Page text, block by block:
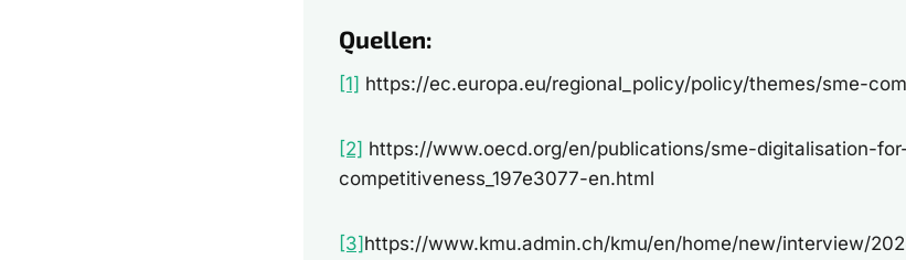
Quellen:
[1] https://ec.europa.eu/regional_policy/policy/themes/sme-
[2] https://www.oecd.org/en/publications/sme-digitalisation-
competitiveness_197e3077-en.html
[3]https://www.kmu.admin.ch/kmu/en/home/new/interview/